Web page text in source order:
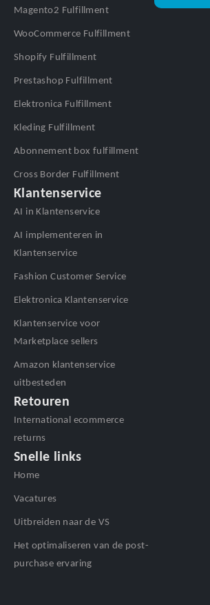
Magento2 Fulfillment
WooCommerce Fulfillment
Shopify Fulfillment
Prestashop Fulfillment
Elektronica Fulfillment
Kleding Fulfillment
Abonnement box fulfillment
Cross Border Fulfillment
Klantenservice
AI in Klantenservice
AI implementeren in
Klantenservice
Fashion Customer Service
Elektronica Klantenservice
Klantenservice voor
Marketplace sellers
Amazon klantenservice
uitbesteden
Retouren
International ecommerce
returns
Snelle links
Home
Vacatures
Uitbreiden naar de VS
Het optimaliseren van de post-
purchase ervaring